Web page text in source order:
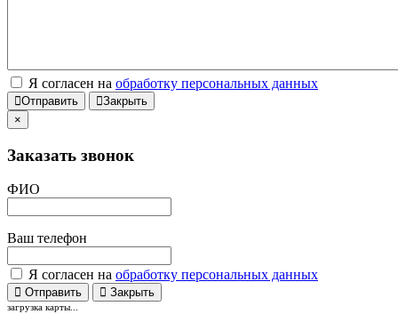
Я согласен на обработку персональных данных
Отправить
Закрыть
×
Заказать звонок
ФИО
Ваш телефон
Я согласен на обработку персональных данных
Отправить Закрыть
загрузка карты...